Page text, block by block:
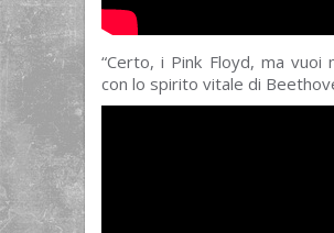
“Certo, i Pink Floyd, ma vuoi
con lo spirito vitale di